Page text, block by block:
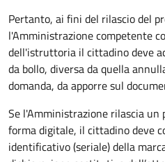
Pertanto, ai fini del rilascio del
l'Amministrazione competente
dell'istruttoria il cittadino deve
da bollo, diversa da quella
domanda, da apporre sul
Se l'Amministrazione rilascia
forma digitale, il cittadino deve
identificativo (seriale) della